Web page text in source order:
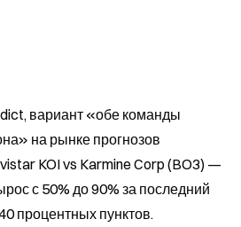
вариант «обе команды
на рынке прогнозов
KOI vs Karmine Corp (BO3) —
с 50% до 90% за последний
процентных пунктов.